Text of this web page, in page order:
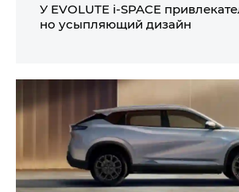
У EVOLUTE i‑SPACE
но усыпляющий дизайн